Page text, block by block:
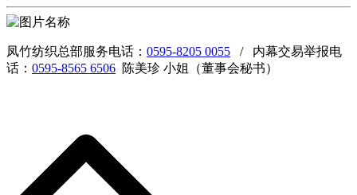
凤竹纺织总部服务电话： 0595-8205 0055 / 内幕交易举报电
话： 0595-8565 6506 陈美珍 小姐（董事会秘书）